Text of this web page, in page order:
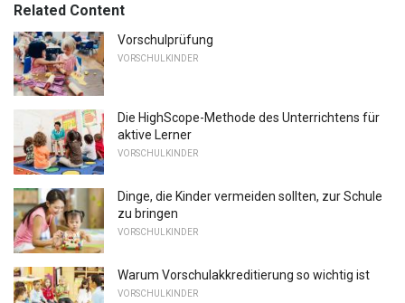
Related Content
Vorschulprüfung
VORSCHULKINDER
Die HighScope-Methode des Unterrichtens für
aktive Lerner
VORSCHULKINDER
Dinge, die Kinder vermeiden sollten, zur Schule
zu bringen
VORSCHULKINDER
Warum Vorschulakkreditierung so wichtig ist
VORSCHULKINDER